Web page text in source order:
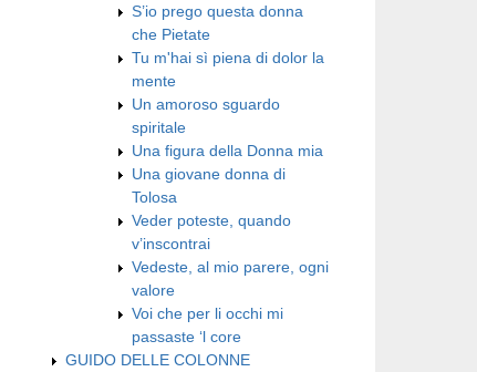
S’io prego questa donna
che Pietate
Tu m'hai sì piena di dolor la
mente
Un amoroso sguardo
spiritale
Una figura della Donna mia
Una giovane donna di
Tolosa
Veder poteste, quando
v’inscontrai
Vedeste, al mio parere, ogni
valore
Voi che per li occhi mi
passaste ‘l core
GUIDO DELLE COLONNE